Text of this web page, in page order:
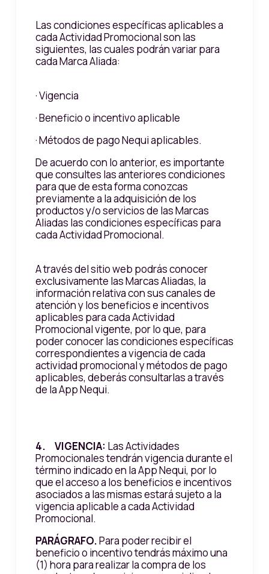
Las condiciones específicas aplicables a
cada Actividad Promocional son las
siguientes, las cuales podrán variar para
cada Marca Aliada:
· Vigencia
· Beneficio o incentivo aplicable
· Métodos de pago Nequi aplicables.
De acuerdo con lo anterior, es importante
que consultes las anteriores condiciones
para que de esta forma conozcas
previamente a la adquisición de los
productos y/o servicios de las Marcas
Aliadas las condiciones específicas para
cada Actividad Promocional.
A través del sitio web podrás conocer
exclusivamente las Marcas Aliadas, la
información relativa con sus canales de
atención y los beneficios e incentivos
aplicables para cada Actividad
Promocional vigente, por lo que, para
poder conocer las condiciones específicas
correspondientes a vigencia de cada
actividad promocional y métodos de pago
aplicables, deberás consultarlas a través
de la App Nequi.
4. VIGENCIA: Las Actividades
Promocionales tendrán vigencia durante el
término indicado en la App Nequi, por lo
que el acceso a los beneficios e incentivos
asociados a las mismas estará sujeto a la
vigencia aplicable a cada Actividad
Promocional.
PARÁGRAFO.Para poder recibir el
beneficio o incentivo tendrás máximo una
(1) hora para realizar la compra de los